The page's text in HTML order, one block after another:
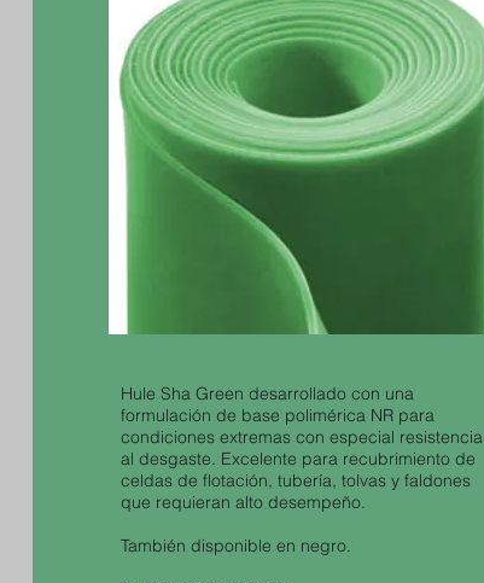
Hule Sha Green desarrollado con una
formulación de base polimérica NR para
condiciones extremas con especial resistencia
al desgaste. Excelente para recubrimiento de
celdas de flotación, tubería, tolvas y faldones
que requieran alto desempeño.
También disponible en negro.